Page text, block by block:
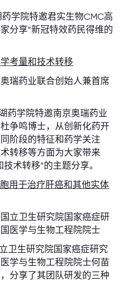
学院特邀君实生物CMC高
分享“新冠特效药民得维的
考量和技术转移
瑞药业联合创始人兼首席
药学院特邀南京奥瑞药业
争鸣博士，从创新化药开
阶段的特征和药学关注
转移等方面为大家带来
术转移”的主题分享。
用于治疗肝癌和其他实体
立卫生研究院国家癌症研
医学与生物工程院院士
卫生研究院国家癌症研究
学与生物工程院院士何苗
分享了其团队研发的三种